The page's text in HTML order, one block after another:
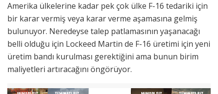
Amerika ülkelerine kadar pek çok ülke F-16 tedariki için
bir karar vermiş veya karar verme aşamasına gelmiş
bulunuyor. Neredeyse talep patlamasının yaşanacağı
belli olduğu için Lockeed Martin de F-16 üretimi için yeni
üretim bandı kurulması gerektiğini ama bunun birim
maliyetleri artıracağını öngörüyor.